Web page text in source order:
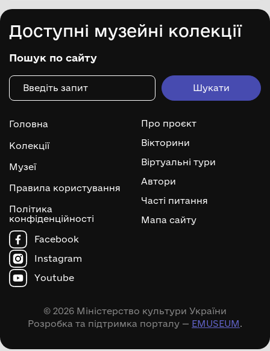
Доступні музейні колекції
Пошук по сайту
Головна
Колекції
Музеї
Правила користування
Політика
конфіденційності
Про проєкт
Вікторини
Віртуальні тури
Автори
Часті питання
Мапа сайту
Facebook
Instagram
Youtube
© 2026 Міністерство культури України
Розробка та підтримка порталу — EMUSEUM.